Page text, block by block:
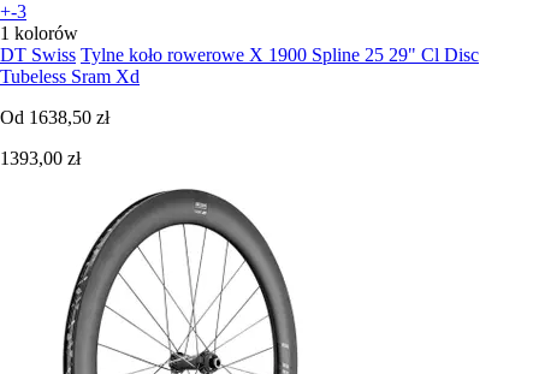
+-3
1 kolorów
DT Swiss Tylne koło rowerowe X 1900 Spline 25 29" Cl Disc
Tubeless Sram Xd
Od 1638,50 zł
1393,00 zł